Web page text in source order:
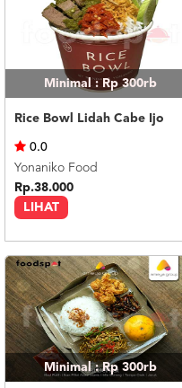
Minimal : Rp 300rb
Rice Bowl Lidah Cabe Ijo
LIHAT
0.0
Yonaniko Food
Rp.38.000
Minimal : Rp 300rb